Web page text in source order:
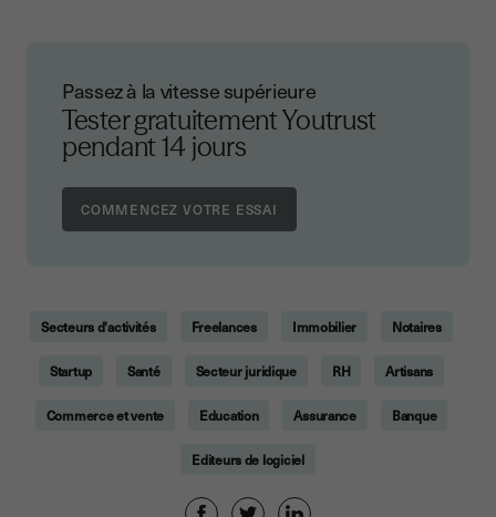
Passez à la vitesse supérieure
Tester gratuitement Youtrust
pendant 14 jours
Secteurs d'activités Freelances Immobilier Notaires
Startup Santé Secteur juridique RH Artisans
Commerce et vente Education Assurance Banque
Editeurs de logiciel